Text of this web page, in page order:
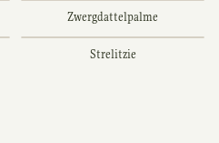
Zwergdattelpalme
Strelitzie